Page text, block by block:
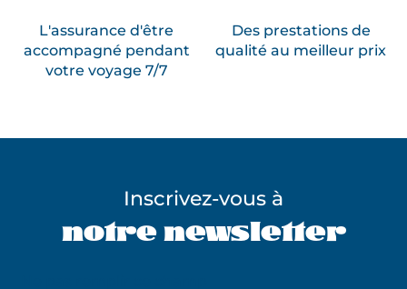
L'assurance d'être
accompagné pendant
votre voyage 7/7
Des prestations de
qualité au meilleur prix
Inscrivez-vous à
notre newsletter